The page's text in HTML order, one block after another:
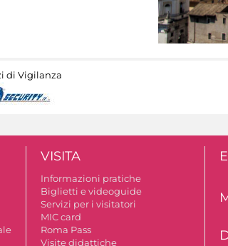
di Vigilanza
VISITA
Informazioni pratiche
Biglietti e videoguide
Servizi per i visitatori
MIC card
Roma Pass
Visite didattiche